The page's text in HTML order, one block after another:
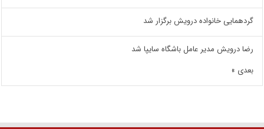
گردهمایی خانواده درویش برگزار شد
رضا درویش مدیر عامل باشگاه سایپا شد
بعدی »